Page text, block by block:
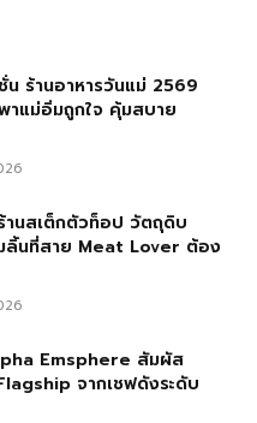
น ร้านอาหารวันแม่ 2569
าแม่อิ่มถูกใจ คุ้มสบาย
านสเต็กตัวท็อป วัตถุดิบ
ลิ้นที่สาย Meat Lover ต้อง
Emsphere สัมผัส
จากเชฟดังระดับ